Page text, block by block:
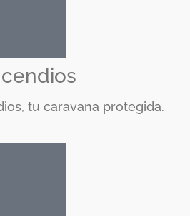
tu caravana protegida.